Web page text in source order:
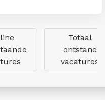
Totaal
ontstane
vacatures